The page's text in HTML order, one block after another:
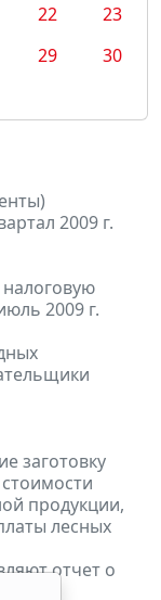
22
23
29
30
2009 г.
2009 г.
заготовку
продукции,
лесных
отчет о